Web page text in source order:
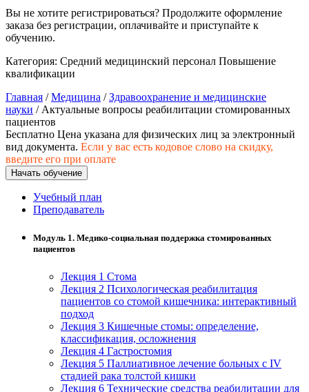
Экономика и управление
Управление производством
общественного питания в
Управление административно-
хозяйственной деятельностью
Техника-технологии
Прикладная геология, горное дело,
транспорта
Техника и технологии строительства
Ядерная энергетика и технологии
Культура и спорт
Вы не хотите регистрироваться? Продолжите оформление
заказа без регистрации, оплачивайте и приступайте к
обучению.
Категория: Средний медицинский персонал Повышение
квалификации
Главная /Медицина /Здравоохранение и медицинские
науки / Актуальные вопросы реабилитации стомированных
пациентов
Бесплатно Цена указана для физических лиц за электронный
вид документа. Если у вас есть кодовое слово на скидку,
введите его при оплате
Начать обучение
Учебный план
Преподаватель
Модуль 1. Медико-социальная поддержка стомированных
пациентов
Лекция 1 Стома
Лекция 2 Психологическая реабилитация
пациентов со стомой кишечника: интерактивный
подход
Лекция 3 Кишечные стомы: определение,
классификация, осложнения
Лекция 4 Гастростомия
Лекция 5 Паллиативное лечение больных c IV
стадией рака толстой кишки
Лекция 6 Технические средства реабилитации для